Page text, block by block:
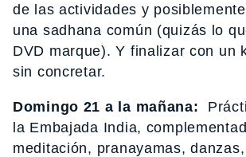
de las actividades y
una sadhana común (quizás lo
DVD marque). Y finalizar con un
sin concretar.
Domingo 21 a la mañana:
la Embajada India,
meditación, pranayamas,